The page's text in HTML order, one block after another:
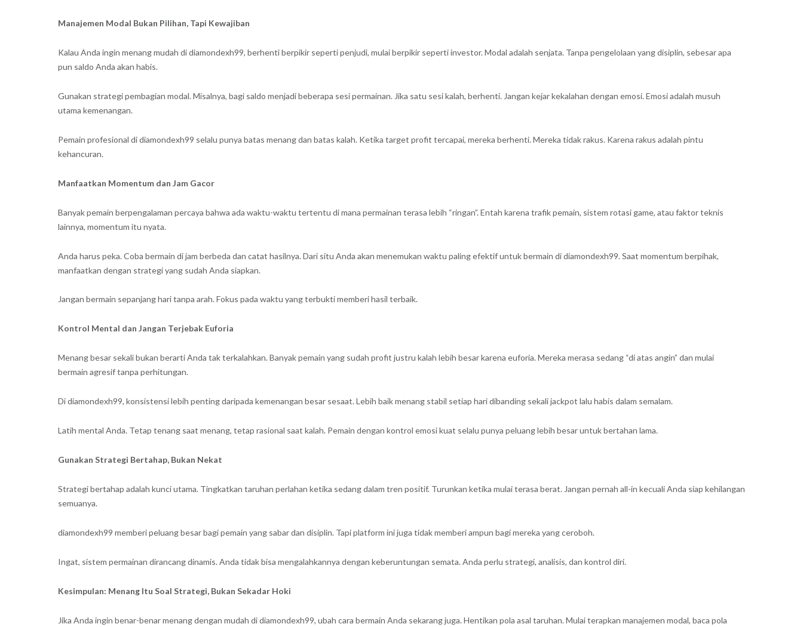
Manajemen Modal Bukan Pilihan, Tapi Kewajiban
Kalau Anda ingin menang mudah di diamondexh99, berhenti berpikir seperti penjudi, mulai berpikir seperti investor. Modal adalah senjata. Tanpa pengelolaan yang disiplin, sebesar apa
pun saldo Anda akan habis.
Gunakan strategi pembagian modal. Misalnya, bagi saldo menjadi beberapa sesi permainan. Jika satu sesi kalah, berhenti. Jangan kejar kekalahan dengan emosi. Emosi adalah musuh
utama kemenangan.
Pemain profesional di diamondexh99 selalu punya batas menang dan batas kalah. Ketika target profit tercapai, mereka berhenti. Mereka tidak rakus. Karena rakus adalah pintu
kehancuran.
Manfaatkan Momentum dan Jam Gacor
Banyak pemain berpengalaman percaya bahwa ada waktu-waktu tertentu di mana permainan terasa lebih “ringan”. Entah karena trafik pemain, sistem rotasi game, atau faktor teknis
lainnya, momentum itu nyata.
Anda harus peka. Coba bermain di jam berbeda dan catat hasilnya. Dari situ Anda akan menemukan waktu paling efektif untuk bermain di diamondexh99. Saat momentum berpihak,
manfaatkan dengan strategi yang sudah Anda siapkan.
Jangan bermain sepanjang hari tanpa arah. Fokus pada waktu yang terbukti memberi hasil terbaik.
Kontrol Mental dan Jangan Terjebak Euforia
Menang besar sekali bukan berarti Anda tak terkalahkan. Banyak pemain yang sudah profit justru kalah lebih besar karena euforia. Mereka merasa sedang “di atas angin” dan mulai
bermain agresif tanpa perhitungan.
Di diamondexh99, konsistensi lebih penting daripada kemenangan besar sesaat. Lebih baik menang stabil setiap hari dibanding sekali jackpot lalu habis dalam semalam.
Latih mental Anda. Tetap tenang saat menang, tetap rasional saat kalah. Pemain dengan kontrol emosi kuat selalu punya peluang lebih besar untuk bertahan lama.
Gunakan Strategi Bertahap, Bukan Nekat
Strategi bertahap adalah kunci utama. Tingkatkan taruhan perlahan ketika sedang dalam tren positif. Turunkan ketika mulai terasa berat. Jangan pernah all-in kecuali Anda siap kehilangan
semuanya.
diamondexh99 memberi peluang besar bagi pemain yang sabar dan disiplin. Tapi platform ini juga tidak memberi ampun bagi mereka yang ceroboh.
Ingat, sistem permainan dirancang dinamis. Anda tidak bisa mengalahkannya dengan keberuntungan semata. Anda perlu strategi, analisis, dan kontrol diri.
Kesimpulan: Menang Itu Soal Strategi, Bukan Sekadar Hoki
Jika Anda ingin benar-benar menang dengan mudah di diamondexh99, ubah cara bermain Anda sekarang juga. Hentikan pola asal taruhan. Mulai terapkan manajemen modal, baca pola